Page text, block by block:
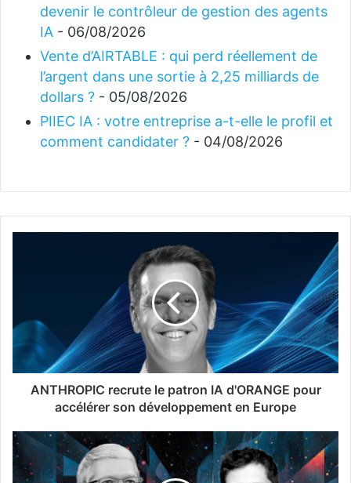
devenir le contrôleur de gestion des agents
IA - 06/08/2026
Vente d’AIRTABLE : qui perd réellement de
l’argent dans une sortie à 2,25 milliards de
dollars ? - 05/08/2026
PIIEC IA : votre entreprise a-t-elle le profil et
comment candidater ? - 04/08/2026
ANTHROPIC recrute le patron IA d'ORANGE pour
accélérer son développement en Europe